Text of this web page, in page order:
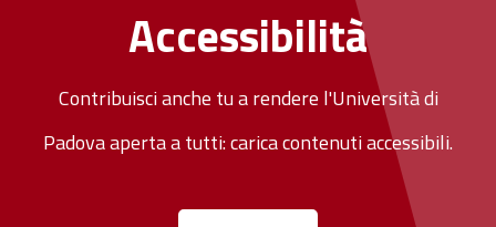
Accessibilità
Contribuisci anche tu a rendere l'Università di
Padova aperta a tutti: carica contenuti accessibili.